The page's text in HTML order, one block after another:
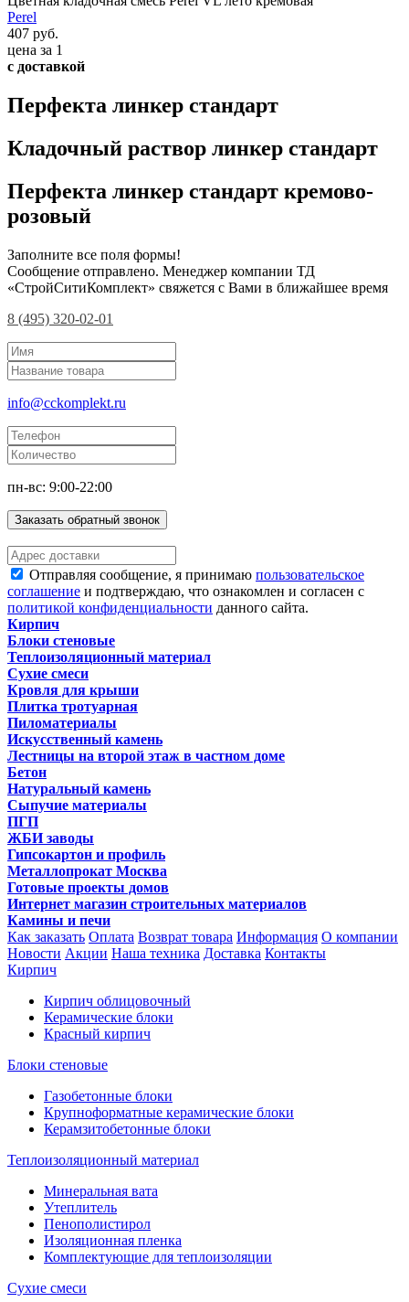
Perel
407 руб.
цена за 1
с доставкой
Перфекта линкер стандарт
Кладочный раствор линкер стандарт
Перфекта линкер стандарт кремово-
розовый
Заполните все поля формы!
Сообщение отправлено. Менеджер компании ТД
«СтройСитиКомплект» свяжется с Вами в ближайшее время
8 (495) 320-02-01
info@cckomplekt.ru
пн-вс: 9:00-22:00
Заказать обратный звонок
Отправляя сообщение, я принимаю пользовательское
соглашение и подтверждаю, что ознакомлен и согласен с
политикой конфиденциальности данного сайта.
Кирпич
Блоки стеновые
Теплоизоляционный материал
Сухие смеси
Кровля для крыши
Плитка тротуарная
Пиломатериалы
Искусственный камень
Лестницы на второй этаж в частном доме
Бетон
Натуральный камень
Сыпучие материалы
ПГП
ЖБИ заводы
Гипсокартон и профиль
Металлопрокат Москва
Готовые проекты домов
Интернет магазин строительных материалов
Камины и печи
Как заказать Оплата Возврат товара Информация О компании
Новости Акции Наша техника Доставка Контакты
Кирпич
Кирпич облицовочный
Керамические блоки
Красный кирпич
Блоки стеновые
Газобетонные блоки
Крупноформатные керамические блоки
Керамзитобетонные блоки
Теплоизоляционный материал
Минеральная вата
Утеплитель
Пенополистирол
Изоляционная пленка
Комплектующие для теплоизоляции
Сухие смеси